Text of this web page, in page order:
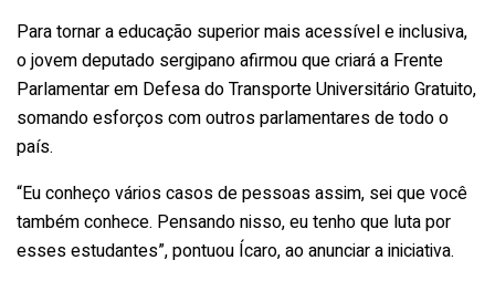
Para tornar a educação superior mais acessível e inclusiva,
o jovem deputado sergipano afirmou que criará a Frente
Parlamentar em Defesa do Transporte Universitário Gratuito,
somando esforços com outros parlamentares de todo o
país.
“Eu conheço vários casos de pessoas assim, sei que você
também conhece. Pensando nisso, eu tenho que luta por
esses estudantes”, pontuou Ícaro, ao anunciar a iniciativa.